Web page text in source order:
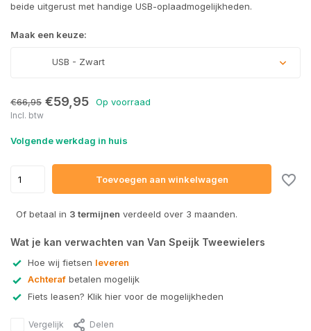
beide uitgerust met handige USB-oplaadmogelijkheden.
Maak een keuze:
USB - Zwart
€66,95 €59,95 Op voorraad
Incl. btw
Volgende werkdag in huis
Toevoegen aan winkelwagen
Of betaal in 3 termijnen verdeeld over 3 maanden.
Wat je kan verwachten van Van Speijk Tweewielers
Hoe wij fietsen leveren
Achteraf betalen mogelijk
Fiets leasen? Klik hier voor de mogelijkheden
Vergelijk Delen